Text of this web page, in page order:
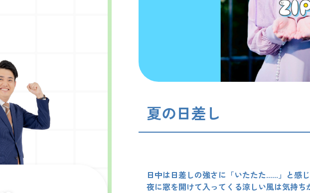
夏の日差し
日中は日差しの強さに「いたたた...... 」と感
夜に窓を開けて入ってくる涼しい風は気持